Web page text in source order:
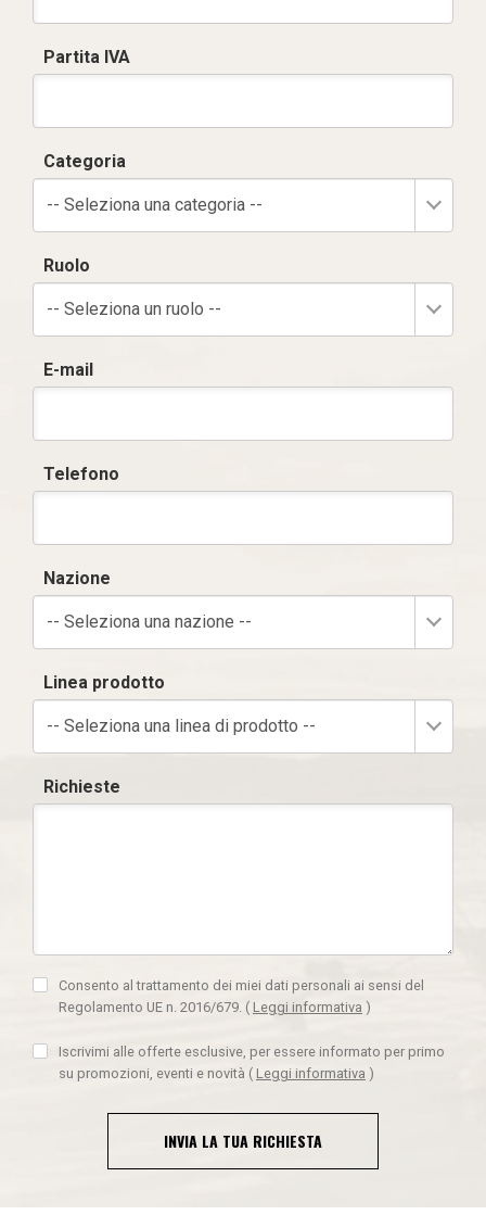
Partita IVA
Categoria
-- Seleziona una categoria --
Ruolo
-- Seleziona un ruolo --
E-mail
Telefono
Nazione
-- Seleziona una nazione --
Linea prodotto
-- Seleziona una linea di prodotto --
Richieste
Consento al trattamento dei miei dati personali ai sensi del
Regolamento UE n. 2016/679. ( Leggi informativa )
Iscrivimi alle offerte esclusive, per essere informato per primo
su promozioni, eventi e novità ( Leggi informativa )
INVIA LA TUA RICHIESTA